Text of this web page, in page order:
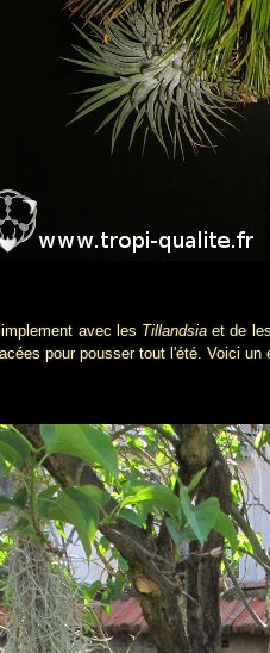
avec les Tillandsia et de
pour pousser tout l'été. Voici un